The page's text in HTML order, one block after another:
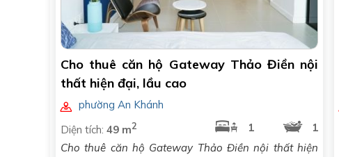
Cho thuê căn hộ Gateway Thảo Điền nội
thất hiện đại, lầu cao
phường An Khánh
Diện tích: 49 m2 1
1
Cho thuê căn hộ Gateway Thảo Điền nội thất hiện